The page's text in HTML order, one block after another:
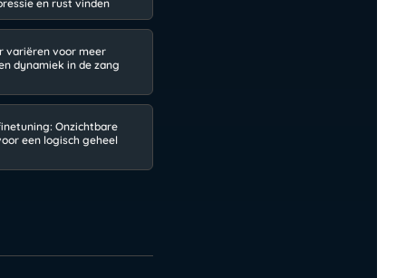
en rust vinden
variëren voor meer
dynamiek in de zang
Onzichtbare
een logisch geheel